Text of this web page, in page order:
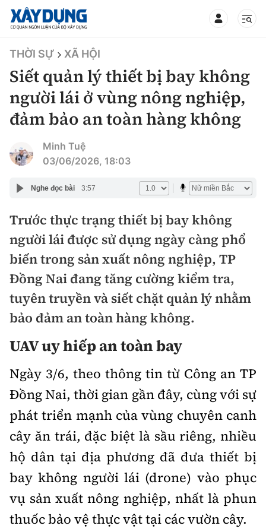
TIN BỘ XÂY DỰNG
CHUYÊN MỤC
Mới nhất
Thời sự
Chính trị
Xã hội
Chuyện dọc đường
Cải chính
Xây dựng
Chỉ đạo điều hành
Quy hoạch kiến trúc
Vật liệu xây dựng
Giám định chất lượng
Quản lý đô thị
Giao thông
Quản lý
Đường bộ
Hàng không
Đường sắt
Đăng kiểm
Đường sắt tốc độ cao
Đường thủy
Hàng hải
Đường sắt đô thị
Kinh tế
Thị trường
Tài chính
Chứng khoán
Bảo hiểm
Doanh nghiệp
Thanh tra
An ninh hình sự
Điều tra
Pháp đình
Hỏi - Đáp
An toàn giao thông
Giao thông 24h
ATGT địa phương
Văn hóa giao thông
Lái xe an toàn
Chung tay vì ATGT
Chất lượng sống
Giáo dục
Y tế
Đời sống
Lao động - Công đoàn
Văn hóa - Giải Trí
Văn hóa
Showbiz
Điện ảnh
Thể thao
Bóng đá
Bình luận
Công nghệ
THỜI SỰ XÃ HỘI
Siết quản lý thiết bị bay không
người lái ở vùng nông nghiệp,
đảm bảo an toàn hàng không
Minh Tuệ
03/06/2026, 18:03
Nghe đọc bài 3:57
Trước thực trạng thiết bị bay không
người lái được sử dụng ngày càng phổ
biến trong sản xuất nông nghiệp, TP
Đồng Nai đang tăng cường kiểm tra,
tuyên truyền và siết chặt quản lý nhằm
bảo đảm an toàn hàng không.
UAV uy hiếp an toàn bay
Ngày 3/6, theo thông tin từ Công an TP
Đồng Nai, thời gian gần đây, cùng với sự
phát triển mạnh của vùng chuyên canh
cây ăn trái, đặc biệt là sầu riêng, nhiều
hộ dân tại địa phương đã đưa thiết bị
bay không người lái (drone) vào phục
vụ sản xuất nông nghiệp, nhất là phun
thuốc bảo vệ thực vật tại các vườn cây.